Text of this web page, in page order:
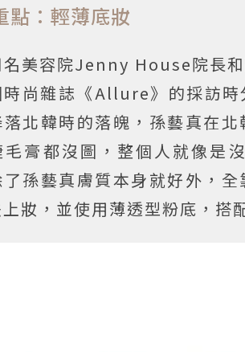
點：輕薄底妝
美容院Jenny House院長
時尚雜誌《Allure》的採訪時
北韓時的落魄，孫藝真在
毛膏都沒圖，整個人就像是
孫藝真膚質本身就好外，
妝，並使用薄透型粉底，搭